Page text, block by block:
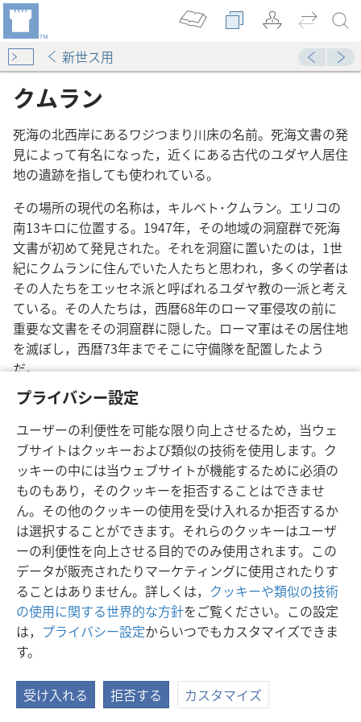
プライバシー設定
ユーザーの利便性を可能な限り向上させるため，当ウェ
ブサイトはクッキーおよび類似の技術を使用します。ク
ッキーの中には当ウェブサイトが機能するために必須の
ものもあり，そのクッキーを拒否することはできませ
ん。その他のクッキーの使用を受け入れるか拒否するか
は選択することができます。それらのクッキーはユーザ
ーの利便性を向上させる目的でのみ使用されます。この
データが販売されたりマーケティングに使用されたりす
ることはありません。詳しくは， クッキーや類似の技術
の使用に関する世界的な方針をご覧ください。この設定
は， プライバシー設定からいつでもカスタマイズできま
す。
受け入れる 拒否する カスタマイズ
新世ス用
クムラン
死海の北西岸にあるワジつまり川床の名前。死海文書の発
見によって有名になった，近くにある古代のユダヤ人居住
地の遺跡を指しても使われている。
その場所の現代の名称は，キルベト･クムラン。エリコの
南13キロに位置する。1947年，その地域の洞窟群で死海
文書が初めて発見された。それを洞窟に置いたのは，1世
紀にクムランに住んでいた人たちと思われ，多くの学者は
その人たちをエッセネ派と呼ばれるユダヤ教の一派と考え
ている。その人たちは，西暦68年のローマ軍侵攻の前に
重要な文書をその洞窟群に隠した。ローマ軍はその居住地
を滅ぼし，西暦73年までそこに守備隊を配置したよう
だ。
日本語 シェアする 設定
Copyright © 2026 Watch Tower Bible and Tract Society of Pennsylvania
利用規約
プライバシーに関する方針 プライバシー設定
JW.ORG
ログイン